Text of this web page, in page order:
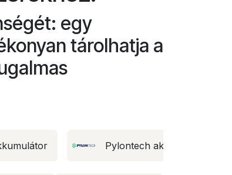
egy
tárolhatja a
Pylontech akkumulátor